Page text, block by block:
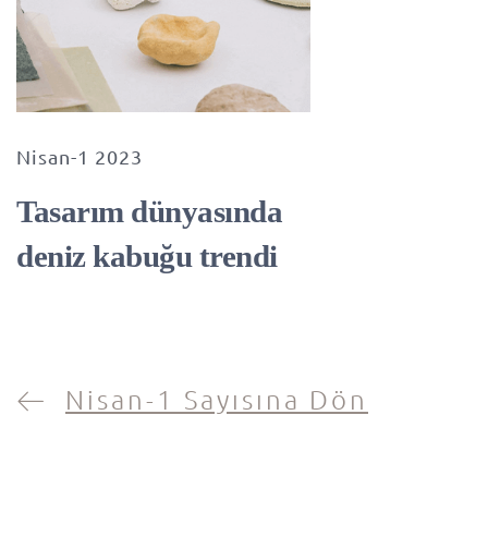
Nisan-1 2023
Tasarım dünyasında
deniz kabuğu trendi
Nisan-1 Sayısına Dön